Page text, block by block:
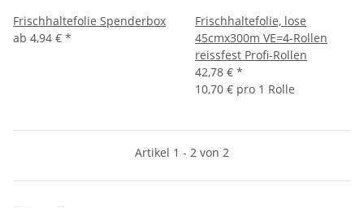
Frischhaltefolie Spenderbox
ab 4,94 € *
Frischhaltefolie, lose
45cmx300m VE=4-Rollen
reissfest Profi-Rollen
42,78 € *
10,70 € pro 1 Rolle
Artikel 1 - 2 von 2